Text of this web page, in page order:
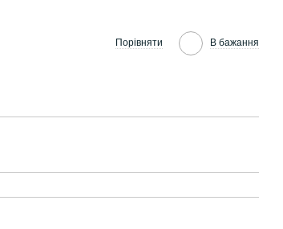
Порівняти В бажання